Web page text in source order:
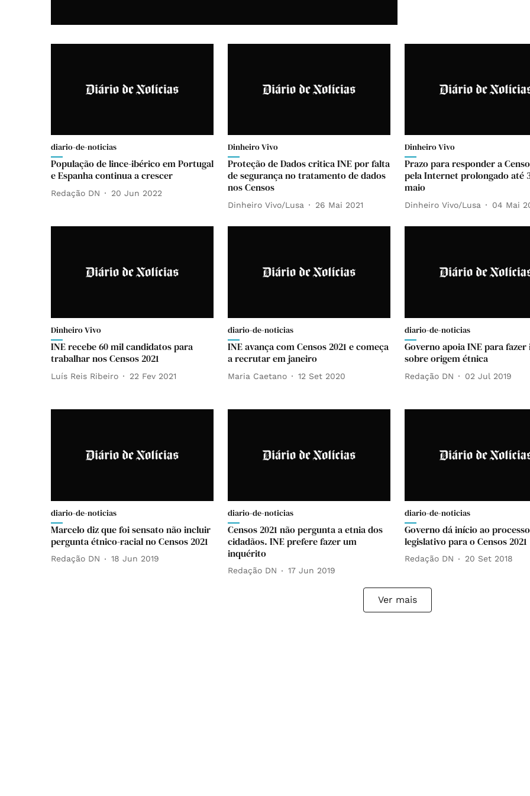
diario-de-noticias
População de lince-ibérico em Portugal
e Espanha continua a crescer
Redação DN 20 Jun 2022
Dinheiro Vivo
Proteção de Dados critica INE por falta
de segurança no tratamento de dados
nos Censos
Dinheiro Vivo/Lusa 26 Mai 2021
Dinheiro Vivo
Prazo para responder a
pela Internet prolongado até
maio
Dinheiro Vivo/Lusa 04 Mai
Dinheiro Vivo
INE recebe 60 mil candidatos para
trabalhar nos Censos 2021
Luís Reis Ribeiro 22 Fev 2021
diario-de-noticias
INE avança com Censos 2021 e começa
a recrutar em janeiro
Maria Caetano 12 Set 2020
diario-de-noticias
Governo apoia INE para
sobre origem étnica
Redação DN 02 Jul 2019
diario-de-noticias
Marcelo diz que foi sensato não incluir
pergunta étnico-racial no Censos 2021
Redação DN 18 Jun 2019
diario-de-noticias
Censos 2021 não pergunta a etnia dos
cidadãos. INE prefere fazer um
inquérito
Redação DN 17 Jun 2019
diario-de-noticias
Governo dá início ao processo
legislativo para o Censos 2021
Redação DN 20 Set 2018
Ver mais